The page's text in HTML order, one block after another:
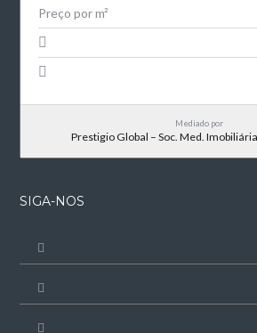
Preço por m²
Mediado por
Prestigio Global – Soc. Med.
SIGA-NOS